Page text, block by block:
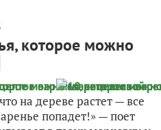
которое можно
на дереве растет — все
попадет!» — поет